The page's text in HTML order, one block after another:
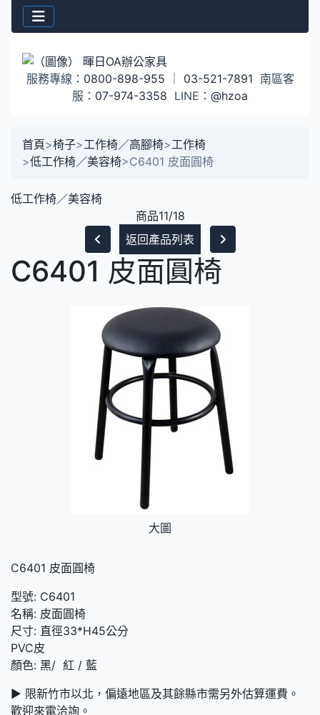
服務專線： 0800-898-955 03-521-7891 南區客
服： 07-974-3358 LINE： @hzoa
首頁>椅子>工作椅／高腳椅>工作椅
>低工作椅／美容椅>C6401 皮面圓椅
低工作椅／美容椅
商品11/18
返回產品列表
C6401 皮面圓椅
大圖
C6401 皮面圓椅
型號: C6401
名稱: 皮面圓椅
尺寸: 直徑33*H45公分
PVC皮
顏色: 黑/ 紅 / 藍
► 限新竹市以北，偏遠地區及其餘縣市需另外估算運費。
歡迎來電洽詢。